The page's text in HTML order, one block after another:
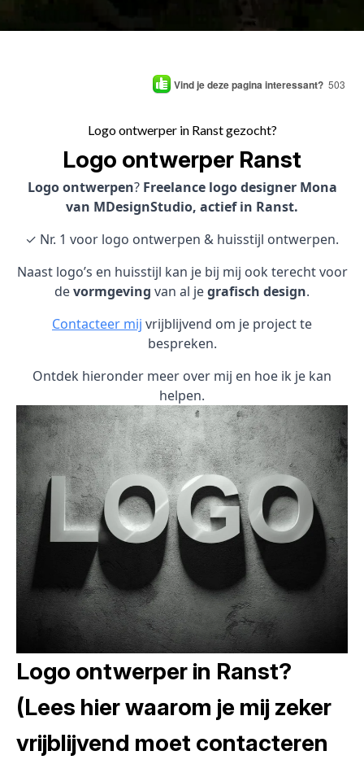
Vind je deze pagina interessant? 503
Logo ontwerper in Ranst gezocht?
Logo ontwerper Ranst
Logo ontwerpen? Freelance logo designer Mona
van MDesignStudio, actief in Ranst.
✓ Nr. 1 voor logo ontwerpen & huisstijl ontwerpen.
Naast logo’s en huisstijl kan je bij mij ook terecht voor
devormgeving van al jegrafisch design.
Contacteer mij vrijblijvend om je project te
bespreken.
Ontdek hieronder meer over mij en hoe ik je kan
helpen.
Logo ontwerper in Ranst?
(Lees hier waarom je mij zeker
vrijblijvend moet contacteren